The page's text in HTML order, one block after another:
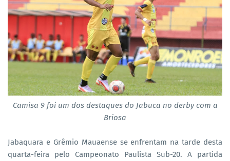
Camisa 9 foi um dos destaques do Jabuca no derby com a
Briosa
Jabaquara e Grêmio Mauaense se enfrentam na tarde desta
quarta-feira pelo Campeonato Paulista Sub-20. A partida